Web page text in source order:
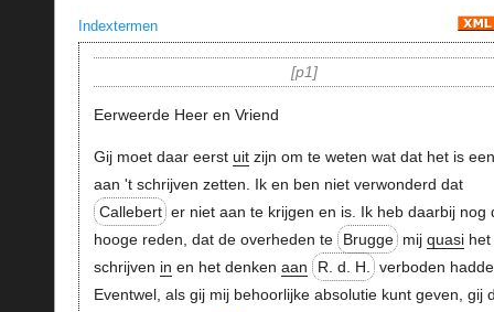
Indextermen
p1
Eerweerde Heer en Vriend
Gij moet daar eerst uitzijn om te weten wat dat het is
aan 't schrijven zetten. Ik en ben niet verwonderd dat
Callebert er niet aan te krijgen en is. Ik heb daarbij nog
hooge reden, dat de overheden te
Brugge mijquasi het
schrijven in en het denken aan R. d. H.
verboden
Eventwel, als gij mij behoorlijke absolutie kunt geven, gij